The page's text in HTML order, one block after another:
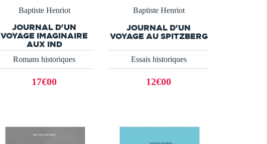
Baptiste Henriot
JOURNAL D'UN
VOYAGE IMAGINAIRE
AUX IND
Romans historiques
17€00
Baptiste Henriot
JOURNAL D'UN
VOYAGE AU SPITZBERG
Essais historiques
12€00